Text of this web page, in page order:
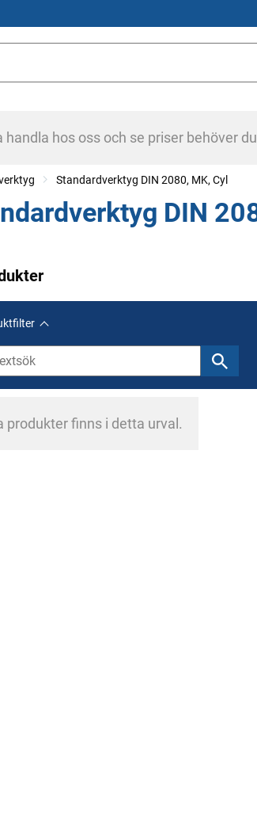
handla hos oss och se priser behöver du
Standardverktyg DIN 2080, MK, Cyl
DIN
produkter finns i detta urval.